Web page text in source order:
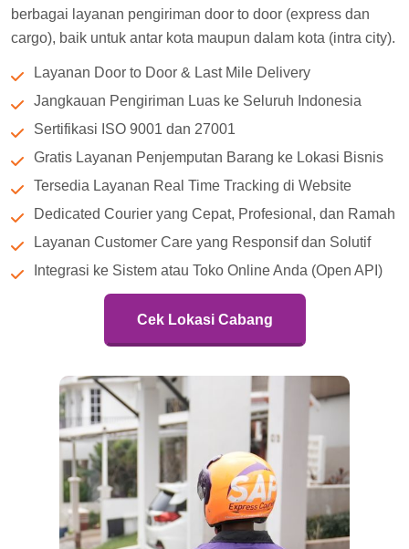
berbagai layanan pengiriman door to door (express dan
cargo), baik untuk antar kota maupun dalam kota (intra city).
Layanan Door to Door & Last Mile Delivery
Jangkauan Pengiriman Luas ke Seluruh Indonesia
Sertifikasi ISO 9001 dan 27001
Gratis Layanan Penjemputan Barang ke Lokasi Bisnis
Tersedia Layanan Real Time Tracking di Website
Dedicated Courier yang Cepat, Profesional, dan Ramah
Layanan Customer Care yang Responsif dan Solutif
Integrasi ke Sistem atau Toko Online Anda (Open API)
Cek Lokasi Cabang